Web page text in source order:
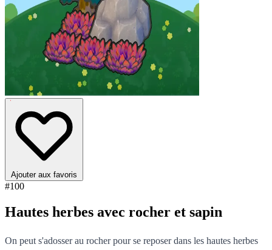
Ajouter aux favoris
#100
Hautes herbes avec rocher et sapin
On peut s'adosser au rocher pour se reposer dans les hautes herbes